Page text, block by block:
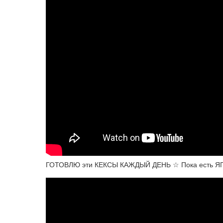
ГОТОВЛЮ эти КЕКСЫ КАЖДЫЙ ДЕНЬ ☆ Пока есть